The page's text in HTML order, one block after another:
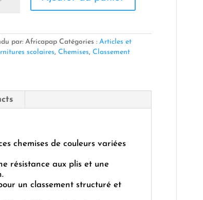
par: Africapap Catégories : Articles et
scolaires, Chemises, Classement
chemises de couleurs variées
résistance aux plis et une
un classement structuré et